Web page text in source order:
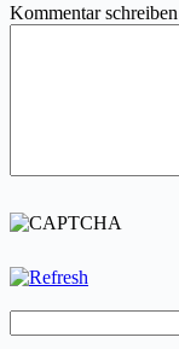
Kommentar schreiben